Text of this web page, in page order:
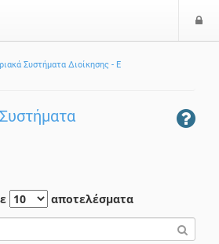
Συστήματα Διοίκησης - Ε
αποτελέσματα